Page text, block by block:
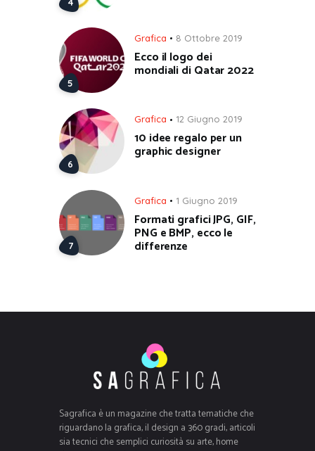
Grafica 8 Ottobre 2019
Ecco il logo dei
mondiali di Qatar 2022
Grafica 12 Giugno 2019
10 idee regalo per un
graphic designer
Grafica 1 Giugno 2019
Formati grafici JPG, GIF,
PNG e BMP, ecco le
differenze
Sagrafica è un magazine che tratta tematiche che
riguardano la grafica, il design a 360 gradi, articoli
sia tecnici che semplici curiosità su arte, home